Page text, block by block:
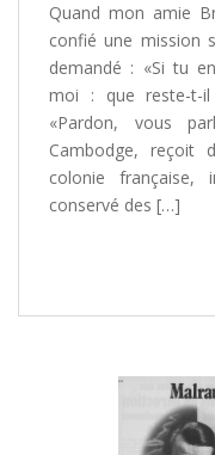
Quand mon amie
confié une mission
demandé : «Si tu
moi : que reste-t-
«Pardon, vous
Cambodge, reçoit
colonie française,
conservé des […]